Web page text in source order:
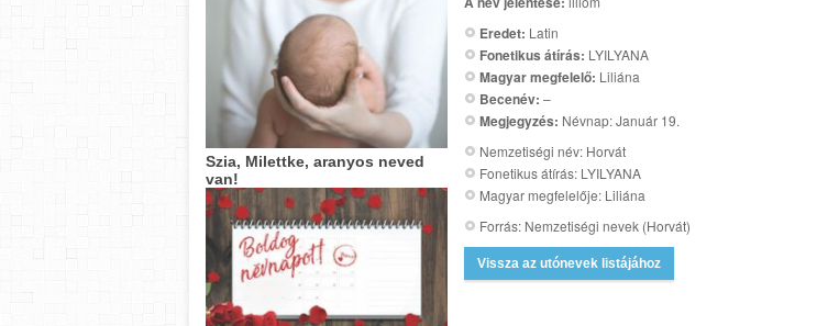
Eredet: Latin
Fonetikus átírás: LYILYANA
Magyar megfelelő: Liliána
Becenév: –
Megjegyzés: Névnap: Január 19.
Nemzetiségi név: Horvát
Fonetikus átírás: LYILYANA
Magyar megfelelője: Liliána
Forrás: Nemzetiségi nevek (Horvát)
Vissza az utónevek listájához
Szia, Milettke, aranyos neved
van!